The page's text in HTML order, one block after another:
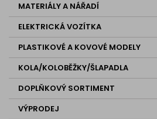
MATERIÁLY A NÁŘADÍ
ELEKTRICKÁ VOZÍTKA
PLASTIKOVÉ A KOVOVÉ MODELY
KOLA/KOLOBĚŽKY/ŠLAPADLA
DOPLŇKOVÝ SORTIMENT
VÝPRODEJ